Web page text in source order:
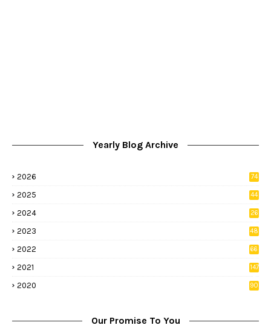
Yearly Blog Archive
2026
74
2025
44
2024
26
2023 48
2022
66
2021
147
2020
90
Our Promise To You